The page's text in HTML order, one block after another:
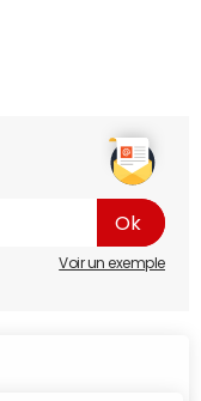
Voir un exemple